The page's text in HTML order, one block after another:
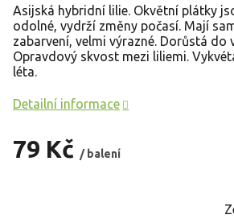
79 Kč / balení
Asijská hybridní lilie. Okvětní plátky
odolné, vydrží změny počasí. Mají
zabarvení, velmi výrazné. Dorůstá do
Opravdový skvost mezi liliemi.
léta.
Detailní informace